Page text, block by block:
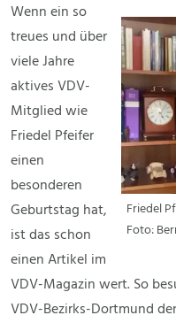
Friedel
Foto:
Wenn ein so
treues und über
viele Jahre
aktives VDV-
Mitglied wie
Friedel Pfeifer
einen
besonderen
Geburtstag hat,
ist das schon
einen Artikel im
VDV-Magazin wert. So
VDV-Bezirks-Dortmund